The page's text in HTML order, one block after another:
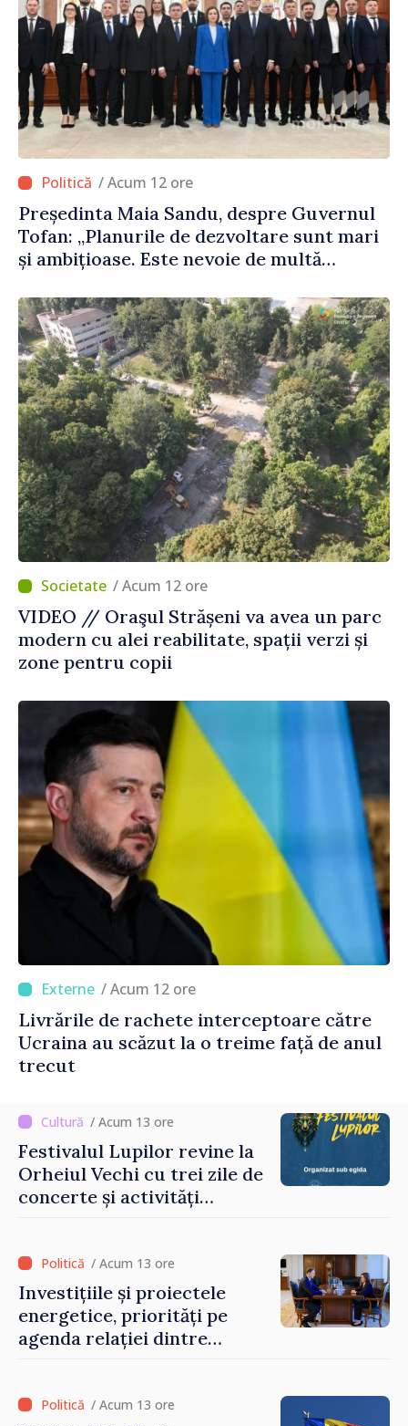
/ Acum 12 ore
Președinta Maia Sandu, despre Guvernul
Tofan: „Planurile de dezvoltare sunt mari
și ambițioase. Este nevoie de multă
/ Acum 12 ore
VIDEO // Oraşul Strășeni va avea un parc
modern cu alei reabilitate, spații verzi și
zone pentru copii
/ Acum 12 ore
Livrările de rachete interceptoare către
Ucraina au scăzut la o treime față de anul
trecut
/ Acum 13 ore
Festivalul Lupilor revine la
Orheiul Vechi cu trei zile de
concerte și activități
/ Acum 13 ore
Investițiile și proiectele
energetice, priorități pe
agenda relației dintre
/ Acum 13 ore